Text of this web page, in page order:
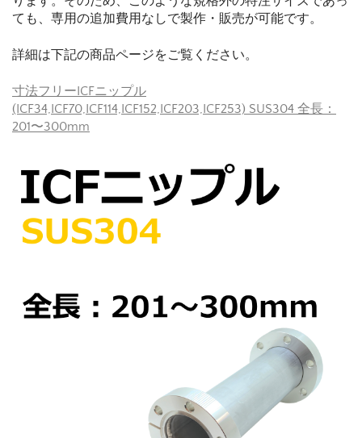
ても、専用の追加費用なしで製作・販売が可能です。
詳細は下記の商品ページをご覧ください。
寸法フリーICFニップル
(ICF34,ICF70,ICF114,ICF152,ICF203,ICF253) SUS304 全長：
201〜300mm